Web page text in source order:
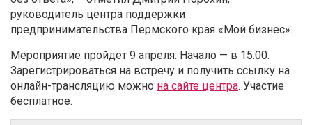
руководитель центра поддержки
предпринимательства Пермского края «Мой бизнес».
Мероприятие пройдет 9 апреля. Начало — в 15.00.
Зарегистрироваться на встречу и получить ссылку на
онлайн-трансляцию можно на сайте центра. Участие
бесплатное.